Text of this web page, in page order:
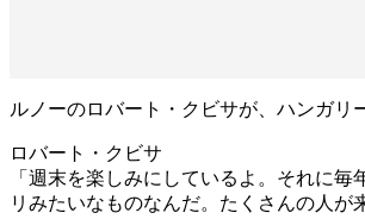
ルノーのロバート・クビサが、ハンガリ
ロバート・クビサ
「週末を楽しみにしているよ。それに
リみたいなものなんだ。たくさんの人が